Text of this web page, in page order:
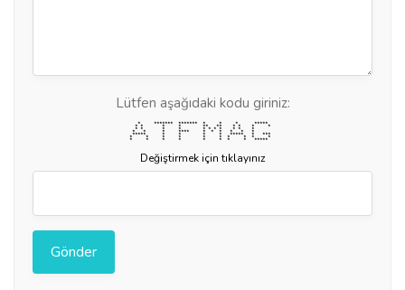
Lütfen aşağıdaki kodu giriniz:
* ******* ******* * * * *****
* * * * ** ** * * * *
* * * * * * * * * * *
* * * **** * * * * * *
***** * * * * ***** * ***
* * * * * * * * * *
* * * * * * * * *****
Değiştirmek için tıklayınız